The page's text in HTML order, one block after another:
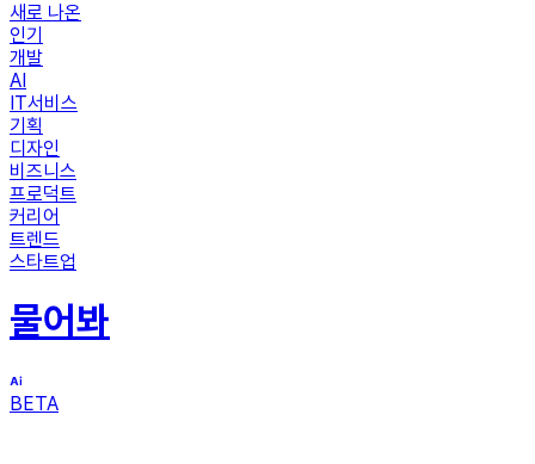
새로 나온
인기
개발
AI
IT서비스
기획
디자인
비즈니스
프로덕트
커리어
트렌드
스타트업
물어봐
BETA